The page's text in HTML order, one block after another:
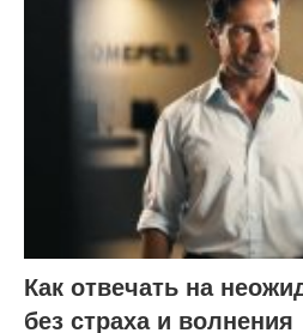
Как отвечать на
без страха и волнения